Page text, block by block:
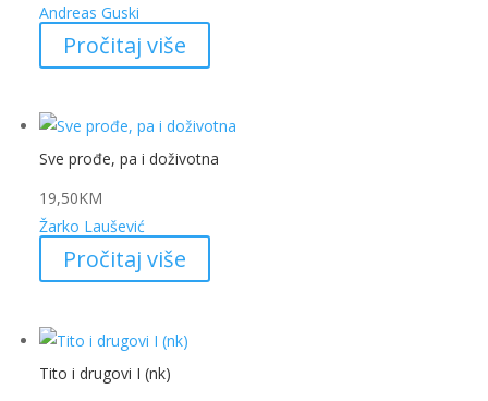
Andreas Guski
Pročitaj više
Sve prođe, pa i doživotna
19,50KM
Žarko Laušević
Pročitaj više
Tito i drugovi I (nk)